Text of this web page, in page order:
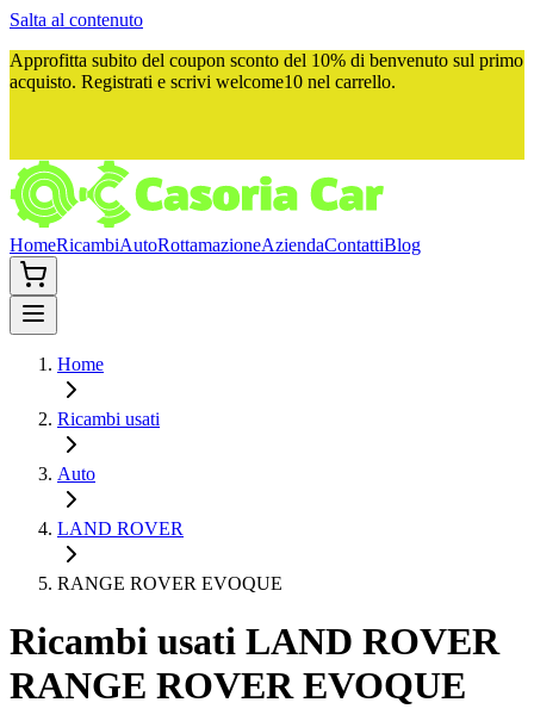
Salta al contenuto
Approfitta subito del coupon sconto del 10% di benvenuto sul primo
acquisto. Registrati e scrivi welcome10 nel carrello.
HomeRicambiAutoRottamazioneAziendaContattiBlog
Home
Ricambi usati
Auto
LAND ROVER
RANGE ROVER EVOQUE
Ricambi usati LAND ROVER
RANGE ROVER EVOQUE